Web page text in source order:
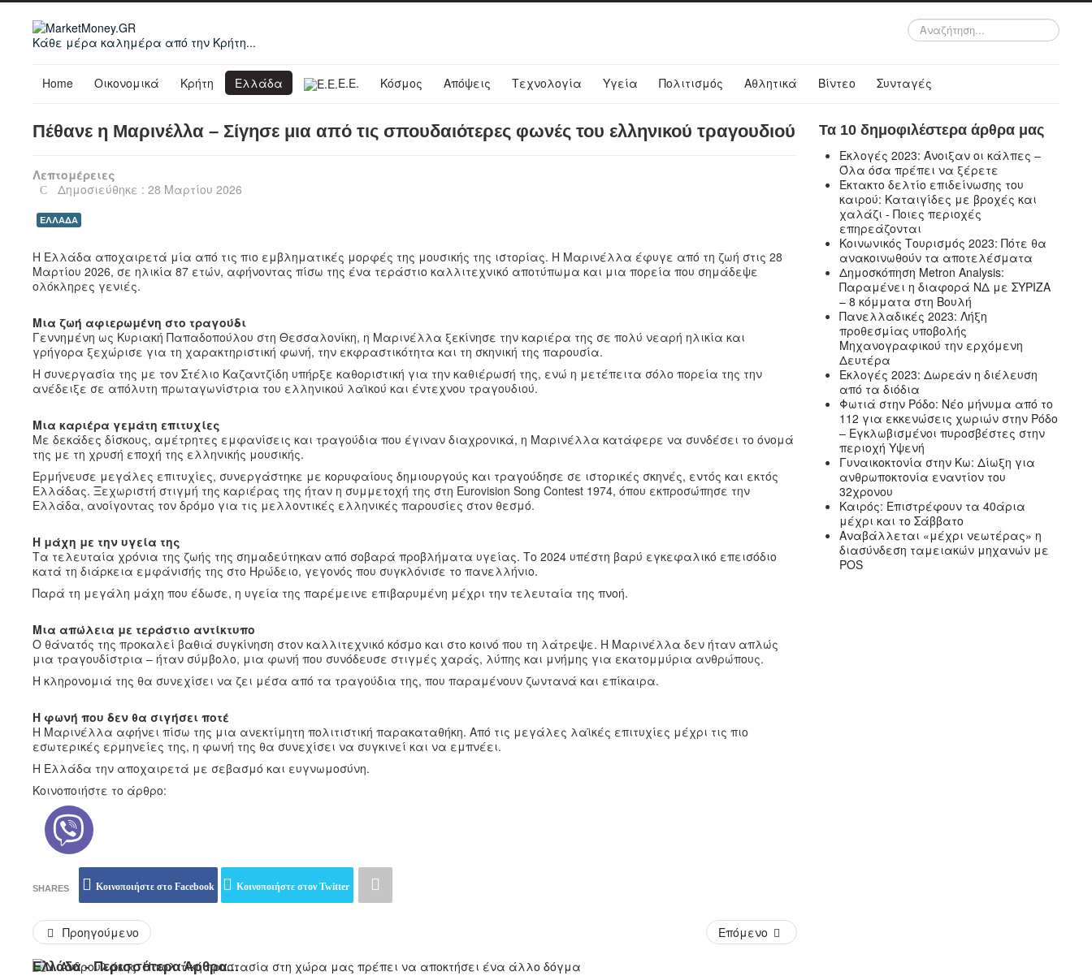
Κάθε μέρα καλημέρα από την Κρήτη...
Αναζήτηση...
Home Οικονομικά Κρήτη Ελλάδα Ε.Ε. Κόσμος Απόψεις Τεχνολογία Υγεία Πολιτισμός Αθλητικά Βίντεο Συνταγές
Πέθανε η Μαρινέλλα – Σίγησε μια από τις σπουδαιότερες φωνές του ελληνικού τραγουδιού
Λεπτομέρειες
Δημοσιεύθηκε : 28 Μαρτίου 2026
ΕΛΛΑΔΑ
Η Ελλάδα αποχαιρετά μία από τις πιο εμβληματικές μορφές της μουσικής της ιστορίας. Η Μαρινέλλα έφυγε από τη ζωή στις 28
Μαρτίου 2026, σε ηλικία 87 ετών, αφήνοντας πίσω της ένα τεράστιο καλλιτεχνικό αποτύπωμα και μια πορεία που σημάδεψε
ολόκληρες γενιές.
Μια ζωή αφιερωμένη στο τραγούδι
Γεννημένη ως Κυριακή Παπαδοπούλου στη Θεσσαλονίκη, η Μαρινέλλα ξεκίνησε την καριέρα της σε πολύ νεαρή ηλικία και
γρήγορα ξεχώρισε για τη χαρακτηριστική φωνή, την εκφραστικότητα και τη σκηνική της παρουσία.
Η συνεργασία της με τον Στέλιο Καζαντζίδη υπήρξε καθοριστική για την καθιέρωσή της, ενώ η μετέπειτα σόλο πορεία της την
ανέδειξε σε απόλυτη πρωταγωνίστρια του ελληνικού λαϊκού και έντεχνου τραγουδιού.
Μια καριέρα γεμάτη επιτυχίες
Με δεκάδες δίσκους, αμέτρητες εμφανίσεις και τραγούδια που έγιναν διαχρονικά, η Μαρινέλλα κατάφερε να συνδέσει το όνομά
της με τη χρυσή εποχή της ελληνικής μουσικής.
Ερμήνευσε μεγάλες επιτυχίες, συνεργάστηκε με κορυφαίους δημιουργούς και τραγούδησε σε ιστορικές σκηνές, εντός και εκτός
Ελλάδας. Ξεχωριστή στιγμή της καριέρας της ήταν η συμμετοχή της στη Eurovision Song Contest 1974, όπου εκπροσώπησε την
Ελλάδα, ανοίγοντας τον δρόμο για τις μελλοντικές ελληνικές παρουσίες στον θεσμό.
Η μάχη με την υγεία της
Τα τελευταία χρόνια της ζωής της σημαδεύτηκαν από σοβαρά προβλήματα υγείας. Το 2024 υπέστη βαρύ εγκεφαλικό επεισόδιο
κατά τη διάρκεια εμφάνισής της στο Ηρώδειο, γεγονός που συγκλόνισε το πανελλήνιο.
Παρά τη μεγάλη μάχη που έδωσε, η υγεία της παρέμεινε επιβαρυμένη μέχρι την τελευταία της πνοή.
Μια απώλεια με τεράστιο αντίκτυπο
Ο θάνατός της προκαλεί βαθιά συγκίνηση στον καλλιτεχνικό κόσμο και στο κοινό που τη λάτρεψε. Η Μαρινέλλα δεν ήταν απλώς
μια τραγουδίστρια – ήταν σύμβολο, μια φωνή που συνόδευσε στιγμές χαράς, λύπης και μνήμης για εκατομμύρια ανθρώπους.
Η κληρονομιά της θα συνεχίσει να ζει μέσα από τα τραγούδια της, που παραμένουν ζωντανά και επίκαιρα.
Η φωνή που δεν θα σιγήσει ποτέ
Η Μαρινέλλα αφήνει πίσω της μια ανεκτίμητη πολιτιστική παρακαταθήκη. Από τις μεγάλες λαϊκές επιτυχίες μέχρι τις πιο
εσωτερικές ερμηνείες της, η φωνή της θα συνεχίσει να συγκινεί και να εμπνέει.
Η Ελλάδα την αποχαιρετά με σεβασμό και ευγνωμοσύνη.
Κοινοποιήστε το άρθρο:
SHARES Κοινοποιήστε στο Facebook Κοινοποιήστε στον Twitter
Προηγούμενο Επόμενο
Ελλάδα - Περισσότερα Άρθρα...
Τα 10 δημοφιλέστερα άρθρα μας
Εκλογές 2023: Άνοιξαν οι κάλπες –
Όλα όσα πρέπει να ξέρετε
Έκτακτο δελτίο επιδείνωσης του
καιρού: Καταιγίδες με βροχές και
χαλάζι - Ποιες περιοχές
επηρεάζονται
Κοινωνικός Τουρισμός 2023: Πότε θα
ανακοινωθούν τα αποτελέσματα
Δημοσκόπηση Metron Analysis:
Παραμένει η διαφορά ΝΔ με ΣΥΡΙΖΑ
– 8 κόμματα στη Βουλή
Πανελλαδικές 2023: Λήξη
προθεσμίας υποβολής
Μηχανογραφικού την ερχόμενη
Δευτέρα
Εκλογές 2023: Δωρεάν η διέλευση
από τα διόδια
Φωτιά στην Ρόδο: Νέο μήνυμα από το
112 για εκκενώσεις χωριών στην Ρόδο
– Εγκλωβισμένοι πυροσβέστες στην
περιοχή Υψενή
Γυναικοκτονία στην Κω: Δίωξη για
ανθρωποκτονία εναντίον του
32χρονου
Καιρός: Επιστρέφουν τα 40άρια
μέχρι και το Σάββατο
Αναβάλλεται «μέχρι νεωτέρας» η
διασύνδεση ταμειακών μηχανών με
POS